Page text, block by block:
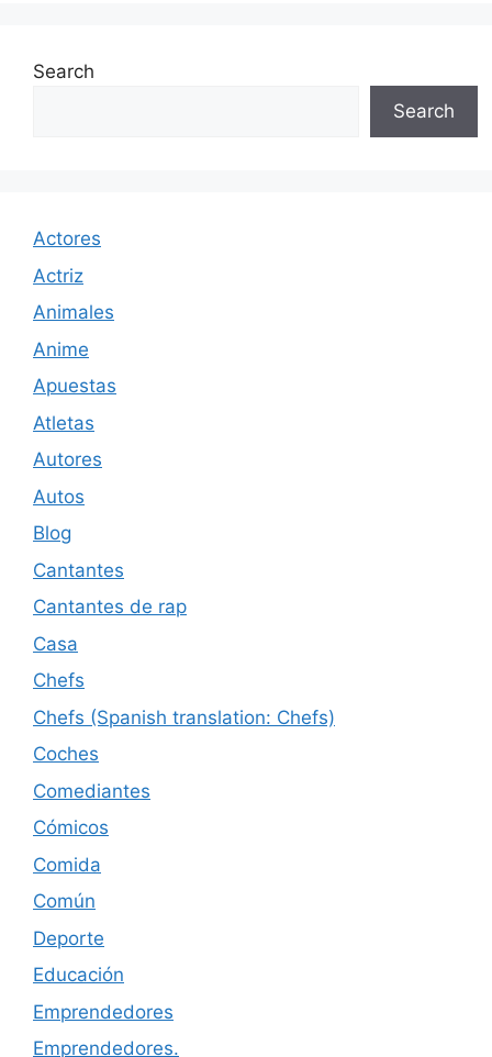
Search
Search
Actores
Actriz
Animales
Anime
Apuestas
Atletas
Autores
Autos
Blog
Cantantes
Cantantes de rap
Casa
Chefs
Chefs (Spanish translation: Chefs)
Coches
Comediantes
Cómicos
Comida
Común
Deporte
Educación
Emprendedores
Emprendedores.